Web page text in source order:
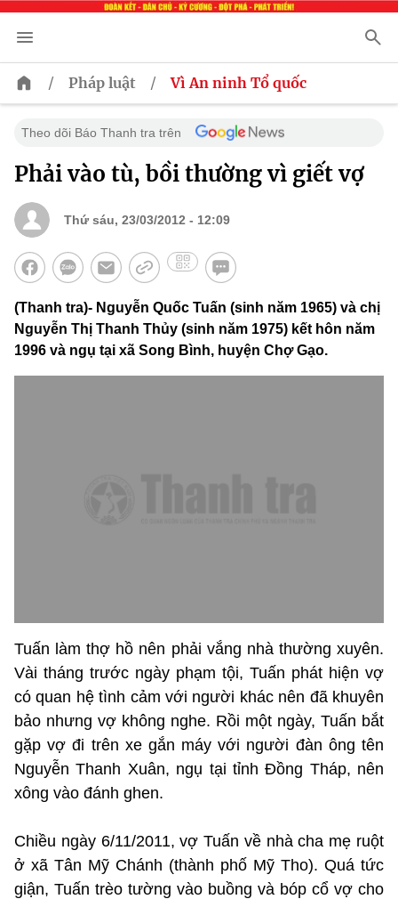
/ Pháp luật / Vì An ninh Tổ quốc
Theo dõi Báo Thanh tra trên
Phải vào tù, bồi thường vì giết vợ
Thứ sáu, 23/03/2012 - 12:09
(Thanh tra)- Nguyễn Quốc Tuấn (sinh năm 1965) và chị
Nguyễn Thị Thanh Thủy (sinh năm 1975) kết hôn năm
1996 và ngụ tại xã Song Bình, huyện Chợ Gạo.
Tuấn làm thợ hồ nên phải vắng nhà thường xuyên.
Vài tháng trước ngày phạm tội, Tuấn phát hiện vợ
có quan hệ tình cảm với người khác nên đã khuyên
bảo nhưng vợ không nghe. Rồi một ngày, Tuấn bắt
gặp vợ đi trên xe gắn máy với người đàn ông tên
Nguyễn Thanh Xuân, ngụ tại tỉnh Đồng Tháp, nên
xông vào đánh ghen.
Chiều ngày 6/11/2011, vợ Tuấn về nhà cha mẹ ruột
ở xã Tân Mỹ Chánh (thành phố Mỹ Tho). Quá tức
giận, Tuấn trèo tường vào buồng và bóp cổ vợ cho